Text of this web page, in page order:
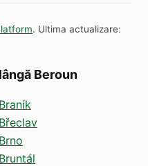
. Ultima actualizare:
Beroun
Braník
Břeclav
Brno
Bruntál